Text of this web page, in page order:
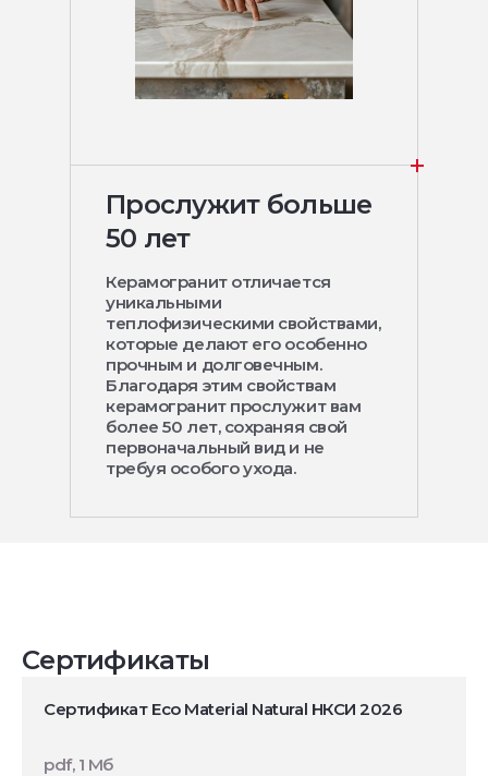
Прослужит больше
50 лет
Керамогранит отличается
уникальными
теплофизическими свойствами,
которые делают его особенно
прочным и долговечным.
Благодаря этим свойствам
керамогранит прослужит вам
более 50 лет, сохраняя свой
первоначальный вид и не
требуя особого ухода.
Сертификаты
Сертификат Eco Material Natural НКСИ 2026
pdf, 1 Мб